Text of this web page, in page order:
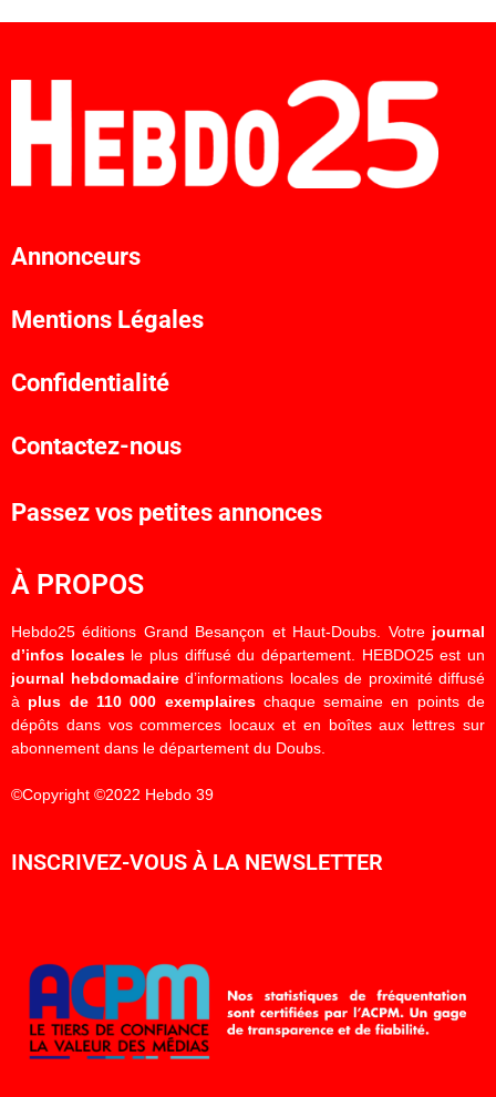
Annonceurs
Mentions Légales
Confidentialité
Contactez-nous
Passez vos petites annonces
À PROPOS
Hebdo25 éditions Grand Besançon et Haut-Doubs. Votre journal
d’infos localesle plus diffusé du département. HEBDO25 est un
journal hebdomadaired’informations locales de proximité diffusé
à plus de 110 000 exemplaireschaque semaine en points de
dépôts dans vos commerces locaux et en boîtes aux lettres sur
abonnement dans le département du Doubs.
©Copyright ©2022 Hebdo 39
INSCRIVEZ-VOUS À LA NEWSLETTER